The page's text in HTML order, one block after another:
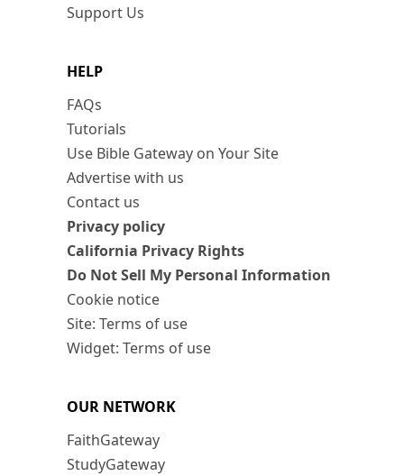
Support Us
HELP
FAQs
Tutorials
Use Bible Gateway on Your Site
Advertise with us
Contact us
Privacy policy
California Privacy Rights
Do Not Sell My Personal Information
Cookie notice
Site: Terms of use
Widget: Terms of use
OUR NETWORK
FaithGateway
StudyGateway